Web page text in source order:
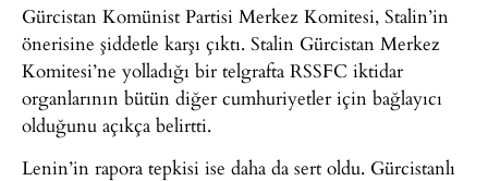
Gürcistan Komünist Partisi Merkez Komitesi, Stalin’in
önerisine şiddetle karşı çıktı. Stalin Gürcistan Merkez
Komitesi’ne yolladığı bir telgrafta RSSFC iktidar
organlarının bütün diğer cumhuriyetler için bağlayıcı
olduğunu açıkça belirtti.
Lenin’in rapora tepkisi ise daha da sert oldu. Gürcistanlı